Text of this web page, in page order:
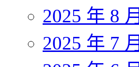
2025 年 8 月
2025 年 7 月